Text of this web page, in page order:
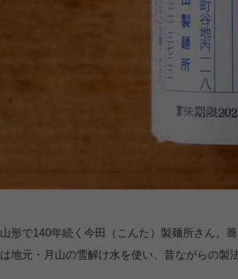
山形で140年続く今田（こんた）製麺所さん。
は地元・月山の雪解け水を使い、昔ながらの製